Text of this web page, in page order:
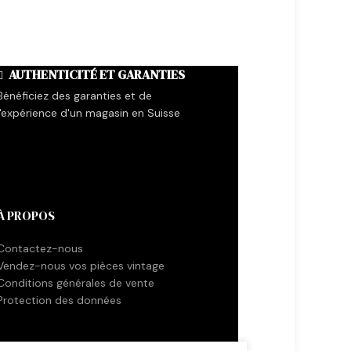
AUTHENTICITÉ ET GARANTIES
des garanties et de
d'un magasin en Suisse
PROPOS
nous
nous vos pièces vintage
générales de vente
des données